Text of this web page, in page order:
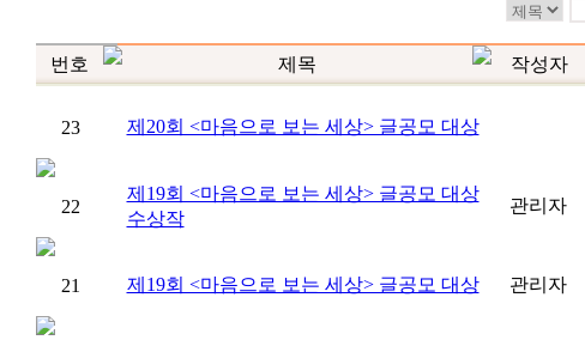
번호 제목 작성자
23 제20회 <마음으로 보는 세상> 글공모 대상
22
제19회 <마음으로 보는 세상> 글공모 대상
수상작
관리자
21 제19회 <마음으로 보는 세상> 글공모 대상 관리자